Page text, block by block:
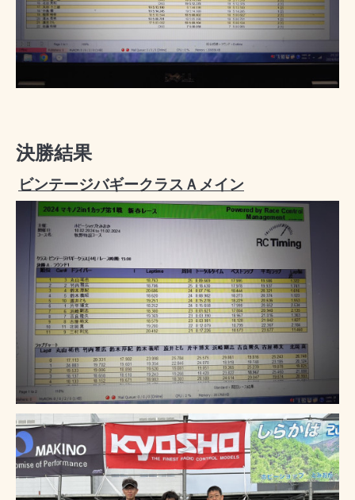
決勝結果
ビンテージバギークラスＡメイン